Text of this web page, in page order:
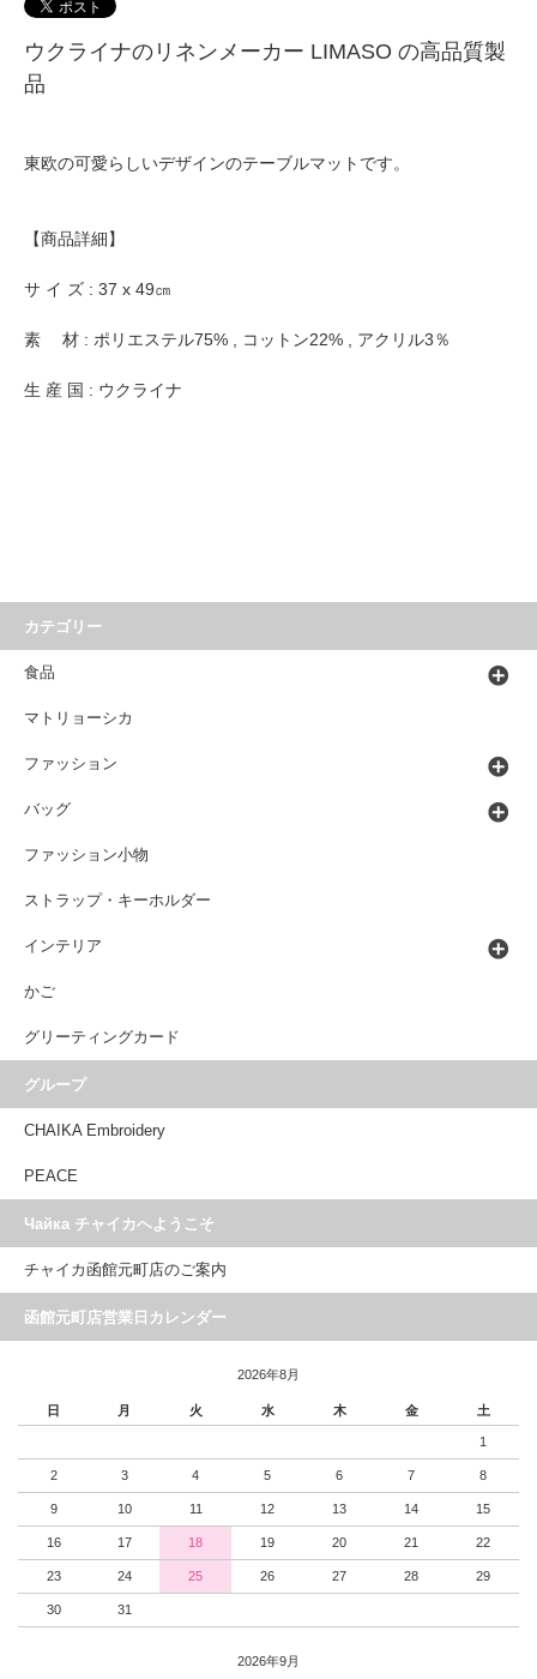
ウクライナのリネンメーカー LIMASO の高品質製
品
東欧の可愛らしいデザインのテーブルマットです。
【商品詳細】
サ イ ズ : 37 x 49㎝
素 材 : ポリエステル75% , コットン22% , アクリル3％
生 産 国 : ウクライナ
カテゴリー
食品
マトリョーシカ
ファッション
バッグ
ファッション小物
ストラップ・キーホルダー
インテリア
かご
グリーティングカード
グループ
CHAIKA Embroidery
PEACE
Чайка チャイカへようこそ
チャイカ函館元町店のご案内
函館元町店営業日カレンダー
2026年8月
日 月 火 水 木 金 土
1
2 3 4 5 6 7 8
9 10 11 12 13 14 15
16 17 18 19 20 21 22
23 24 25 26 27 28 29
30 31
2026年9月